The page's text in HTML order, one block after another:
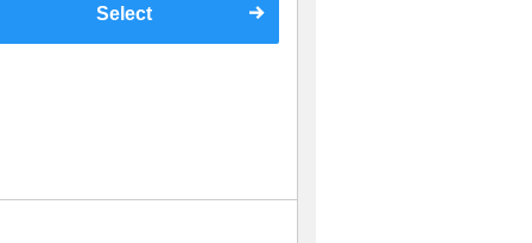
Select